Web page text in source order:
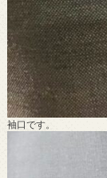
袖口です。